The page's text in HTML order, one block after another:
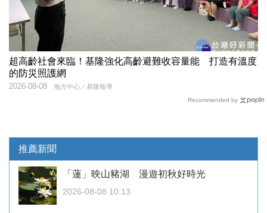
超高齡社會來臨！基隆強化高齡避難收容量能 打造有溫度
的防災照護網
地方中心／基隆報導
2026-08-08
Recommended by
推薦新聞
「蓮」映山豬湖 漫遊初秋好時光
2026-08-08 10:13